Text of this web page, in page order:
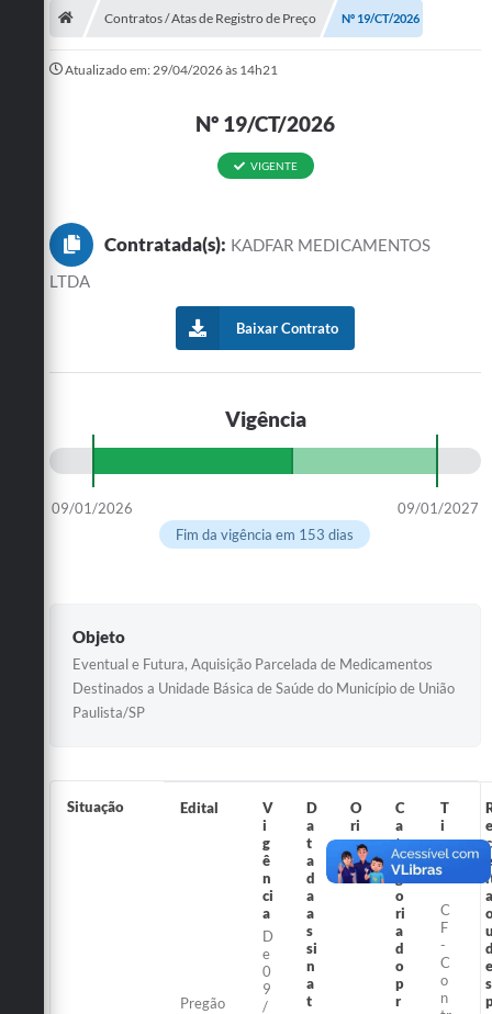
Turismo
Notícias
Arquivos para Download
Ouvidoria
Galeria de Vídeos
Legislação
Links
Contratos / Atas de Registro de Preço Nº 19/CT/2026
Atualizado em: 29/04/2026 às 14h21
Nº 19/CT/2026
VIGENTE
Contratada(s): KADFAR MEDICAMENTOS
LTDA
Baixar Contrato
Vigência
09/01/2026
09/01/2027
Fim da vigência em 153 dias
Objeto
Eventual e Futura, Aquisição Parcelada de Medicamentos
Destinados a Unidade Básica de Saúde do Município de União
Paulista/SP
Situação Edital
Pregão
V
i
g
ê
n
ci
a
D
e
0
9
/
D
a
t
a
d
a
a
s
si
n
a
t
O
ri
g
e
m
C
a
t
e
g
o
ri
a
d
o
p
r
T
i
p
o
C
F
-
C
o
n
e
c
e
a
e
s